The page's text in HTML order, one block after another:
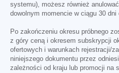
systemu), możesz również
dowolnym momencie w ciągu 30
Po zakończeniu okresu próbnego
z góry ceną i okresem subskrypcji
ofertowych i warunkach rejestracji/
niniejszego dokumentu przez
zależności od kraju lub promocji na